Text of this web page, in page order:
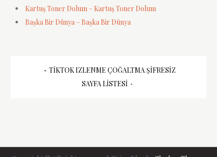
Kartuş Toner Dolum – Kartuş Toner Dolum
Başka Bir Dünya – Başka Bir Dünya
YazıTIKTOK IZLENME ÇOĞALTMA ŞIFRESIZ
SAYFA LISTESI